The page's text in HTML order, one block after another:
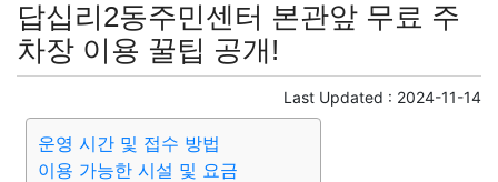
보건 질병 가요 방송 일상 주식 암호화폐
반려동물 패션 미용
증권 인테리어 요리
답십리2동주민센터 본관앞 무료 주
차장 이용 꿀팁 공개!
Last Updated : 2024-11-14
운영 시간 및 접수 방법
이용 가능한 시설 및 요금